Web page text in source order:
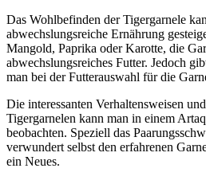
Das Wohlbefinden der Tigergarnele
abwechslungsreiche Ernährung
Mangold, Paprika oder Karotte, die
abwechslungsreiches Futter. Jedoch
man bei der Futterauswahl für die
Die interessanten Verhaltensweisen
Tigergarnelen kann man in einem
beobachten. Speziell das
verwundert selbst den erfahrenen
ein Neues.